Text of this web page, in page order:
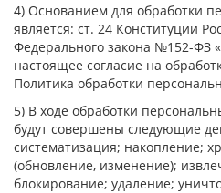
4) Основанием для обработки
является: ст. 24 Конституции
Федерального закона №152-ФЗ
настоящее согласие на
Политика обработки
5) В ходе обработки
будут совершены следующие
систематизация; накопление;
(обновление, изменение);
блокирование; удаление;